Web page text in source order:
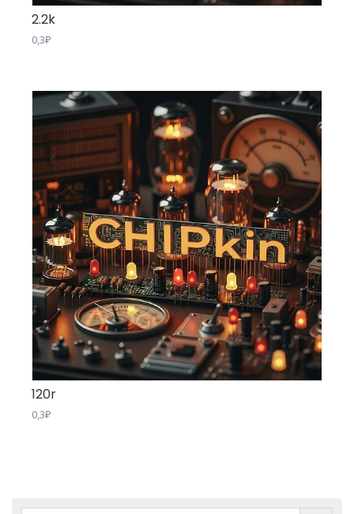
2.2k
0,3₽
120r
0,3₽